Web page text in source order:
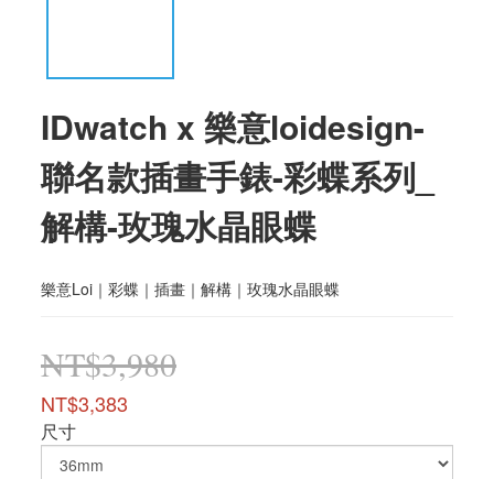
IDwatch x 樂意loidesign-
聯名款插畫手錶-彩蝶系列_
解構-玫瑰水晶眼蝶
樂意Loi｜彩蝶｜插畫｜解構｜玫瑰水晶眼蝶
NT$3,980
NT$3,383
尺寸